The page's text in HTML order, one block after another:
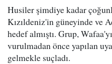
Husiler şimdiye kadar
Kızıldeniz'in güneyinde ve
hedef almıştı. Grup,
vurulmadan önce yapılan
gelmekle suçladı.